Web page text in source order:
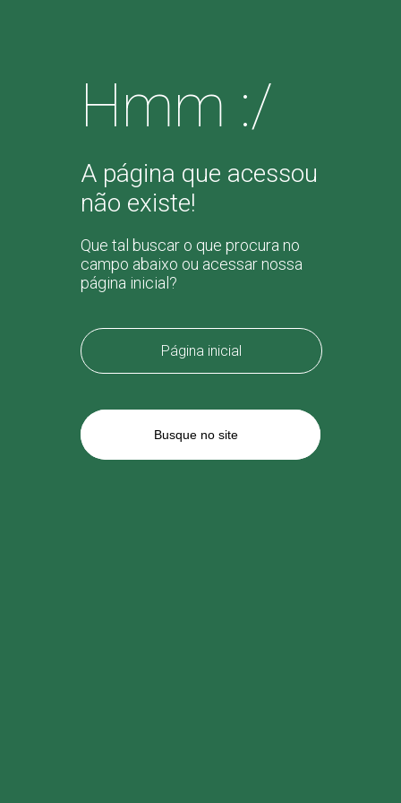
Hmm :/
A página que acessou
não existe!
Que tal buscar o que procura no
campo abaixo ou acessar nossa
página inicial?
Página inicial